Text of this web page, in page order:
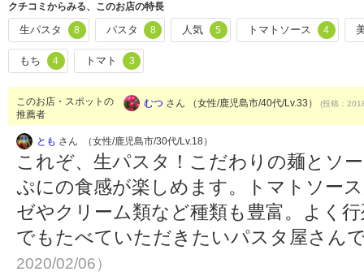
クチコミからみる、このお店の特長
生パスタ 8 パスタ 8 人気 5 トマトソース 4
もち 4 トマト 3
このお店・スポットの
推薦者
むつ さん （女性/鹿児島市/40代/Lv.33） (投稿：
とも さん （女性/鹿児島市/30代/Lv.18）
これぞ、生パスタ！こだわりの麺とソ
ぷにの食感が楽しめます。トマトソー
ゼやクリーム類など種類も豊富。よく
でもたべていただきたいパスタ屋さん
2020/02/06）